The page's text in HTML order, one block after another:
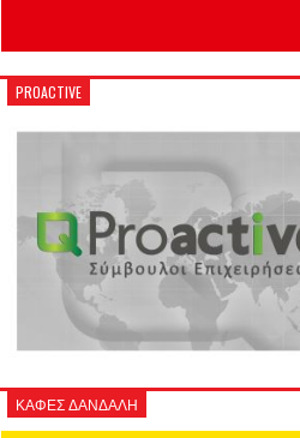
PROACTIVE
ΚΑΦΕΣ ΔΑΝΔΑΛΗ